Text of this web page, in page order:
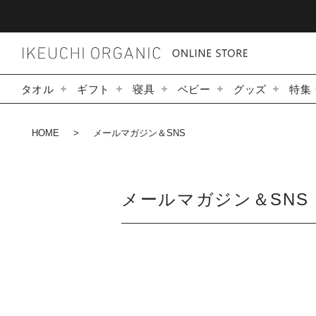
タオル ギフト 寝具 ベビー グッズ 特集
HOME メールマガジン＆SNS
メールマガジン＆SNS